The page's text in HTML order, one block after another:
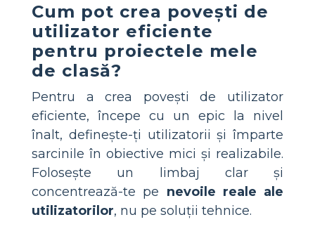
Cum pot crea povești de
utilizator eficiente
pentru proiectele mele
de clasă?
Pentru a crea povești de utilizator
eficiente, începe cu un epic la nivel
înalt, definește-ți utilizatorii și împarte
sarcinile în obiective mici și realizabile.
Folosește un limbaj clar și
concentrează-te pe nevoile reale ale
utilizatorilor, nu pe soluții tehnice.